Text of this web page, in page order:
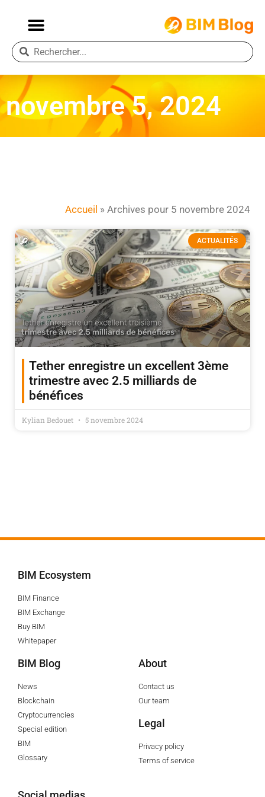
novembre 5, 2024
Accueil » Archives pour 5 novembre 2024
ACTUALITÉS
Tether enregistre un excellent 3ème
trimestre avec 2.5 milliards de
bénéfices
Kylian Bedouet 5 novembre 2024
BIM Ecosystem
BIM Finance
BIM Exchange
Buy BIM
Whitepaper
BIM Blog
News
Blockchain
Cryptocurrencies
Special edition
BIM
Glossary
About
Contact us
Our team
Legal
Privacy policy
Terms of service